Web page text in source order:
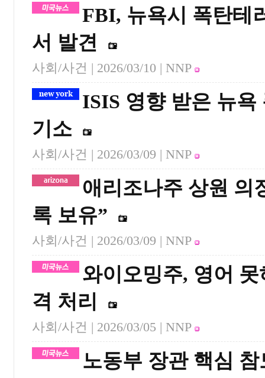
FBI, 뉴욕시 폭탄테
서 발견
사회/사건 | 2026/03/10 | NNP
ISIS 영향 받은 뉴욕
기소
사회/사건 | 2026/03/09 | NNP
애리조나주 상원 의
록 보유”
사회/사건 | 2026/03/09 | NNP
와이오밍주, 영어
격 처리
사회/사건 | 2026/03/05 | NNP
노동부 장관 핵심